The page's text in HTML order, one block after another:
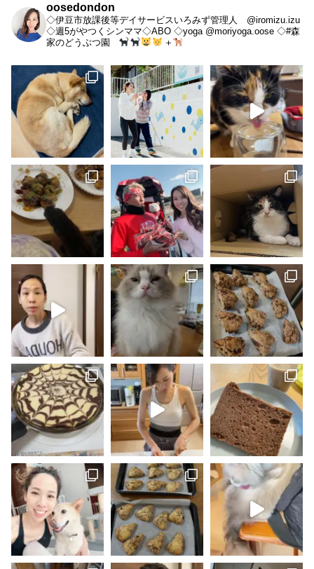
oosedondon
◇伊豆市放課後等デイサービスいろみず管理人 @iromizu.izu
◇週5がやつくシンママ◇ABO ◇yoga @moriyoga.oose ◇#森
家のどうぶつ園
＋